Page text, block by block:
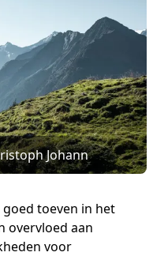
Johann
toeven in het
overvloed aan
voor